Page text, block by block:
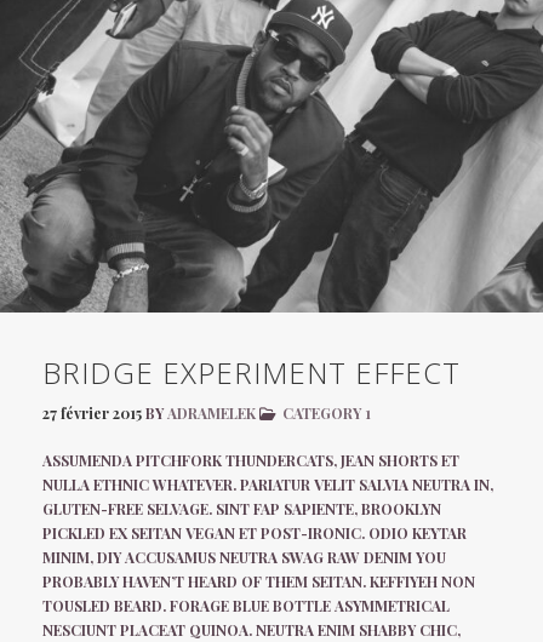
BRIDGE EXPERIMENT EFFECT
27 février 2015BYADRAMELEK CATEGORY 1
ASSUMENDA PITCHFORK THUNDERCATS, JEAN SHORTS ET
NULLA ETHNIC WHATEVER. PARIATUR VELIT SALVIA NEUTRA IN,
GLUTEN-FREE SELVAGE. SINT FAP SAPIENTE, BROOKLYN
PICKLED EX SEITAN VEGAN ET POST-IRONIC. ODIO KEYTAR
MINIM, DIY ACCUSAMUS NEUTRA SWAG RAW DENIM YOU
PROBABLY HAVEN’T HEARD OF THEM SEITAN. KEFFIYEH NON
TOUSLED BEARD. FORAGE BLUE BOTTLE ASYMMETRICAL
NESCIUNT PLACEAT QUINOA. NEUTRA ENIM SHABBY CHIC,